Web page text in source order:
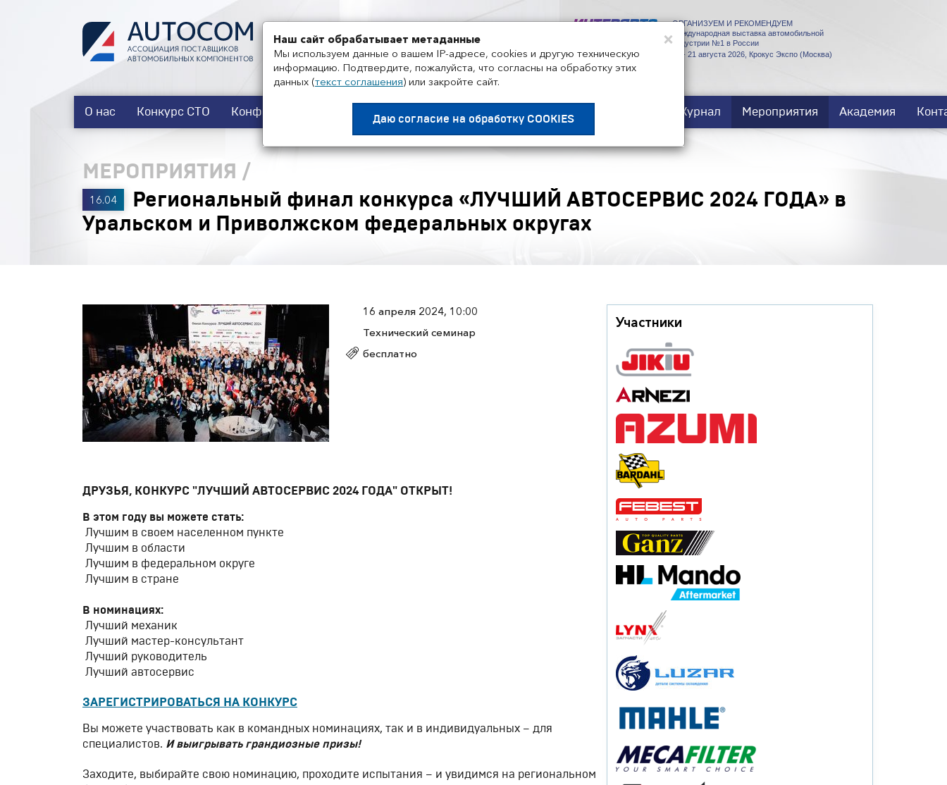
+7 495 858-52-99
ОРГАНИЗУЕМ И РЕКОМЕНДУЕМ
Международная выставка автомобильной
индустрии №1 в России
18 - 21 августа 2026, Крокус Экспо (Москва)
О нас Конкурс СТО Конференции Журнал Мероприятия Академия
МЕРОПРИЯТИЯ /
16.04
Региональный финал конкурса «ЛУЧШИЙ АВТОСЕРВИС 2024 ГОДА» в
Уральском и Приволжском федеральных округах
16 апреля 2024, 10:00
Технический семинар
бесплатно
ДРУЗЬЯ, КОНКУРС "ЛУЧШИЙ АВТОСЕРВИС 2024 ГОДА" ОТКРЫТ!
В этом году вы можете стать:
Лучшим в своем населенном пункте
Лучшим в области
Лучшим в федеральном округе
Лучшим в стране
В номинациях:
Лучший механик
Лучший мастер-консультант
Лучший руководитель
Лучший автосервис
ЗАРЕГИСТРИРОВАТЬСЯ НА КОНКУРС
Вы можете участвовать как в командных номинациях, так и в индивидуальных – для
специалистов. И выигрывать грандиозные призы!
Заходите, выбирайте свою номинацию, проходите испытания – и увидимся на региональном
Участники
×
Наш сайт обрабатывает метаданные
Мы используем данные о вашем IP-адресе, cookies и другую техническую
информацию. Подтвердите, пожалуйста, что согласны на обработку этих
данных (текст соглашения) или закройте сайт.
Даю согласие на обработку COOKIES